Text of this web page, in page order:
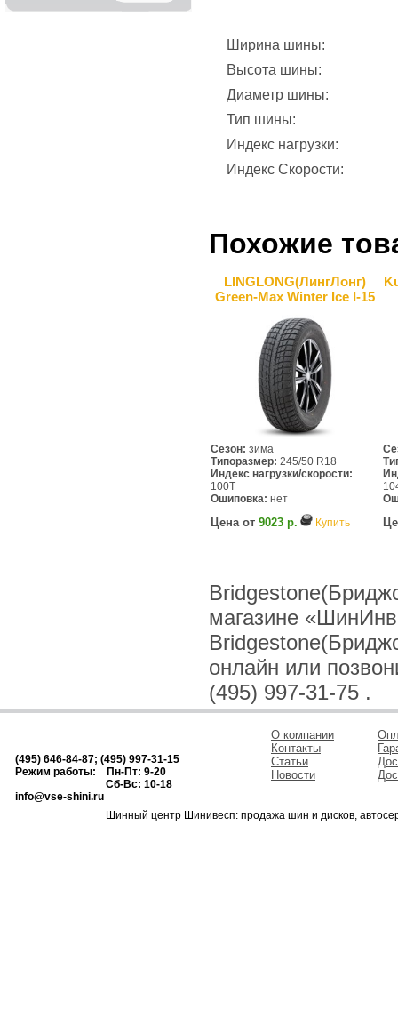
Ширина шины:
Высота шины:
Диаметр шины:
Тип шины:
Индекс нагрузки:
Индекс Скорости:
Похожие
LINGLONG(ЛингЛонг)
Green-Max Winter Ice I-15
Сезон: зима
Типоразмер: 245/50 R18
Индекс нагрузки/скорости:
100T
Ошиповка: нет
Цена от 9023 р. Купить
магазине
онлайн или
(495) 997-31-75 .
(495) 646-84-87; (495) 997-31-15
Режим работы: Пн-Пт: 9-20
Сб-Вс: 10-18
info@vse-shini.ru
О компании
Контакты
Статьи
Новости
Шинный центр Шинивесп: продажа шин и дисков,